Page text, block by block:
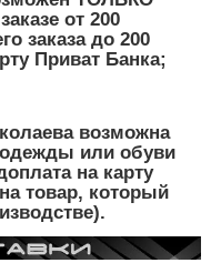
от 200
заказа до 200
Приват Банка;
возможна
одежды или обуви
на карту
товар, который